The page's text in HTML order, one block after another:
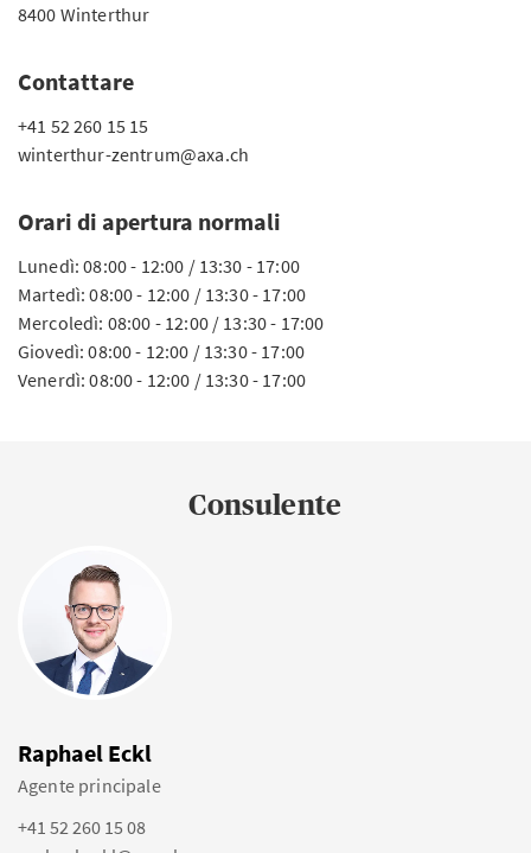
8400 Winterthur
Contattare
+41 52 260 15 15
winterthur-zentrum@axa.ch
Orari di apertura normali
Lunedì: 08:00 - 12:00 / 13:30 - 17:00
Martedì: 08:00 - 12:00 / 13:30 - 17:00
Mercoledì: 08:00 - 12:00 / 13:30 - 17:00
Giovedì: 08:00 - 12:00 / 13:30 - 17:00
Venerdì: 08:00 - 12:00 / 13:30 - 17:00
Consulente
Raphael Eckl
Agente principale
+41 52 260 15 08